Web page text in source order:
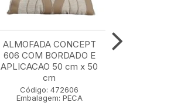
ALMOFADA CONCEPT
606 COM BORDADO E
APLICACAO 50 cm x 50
cm
Código: 472606
Embalagem: PECA